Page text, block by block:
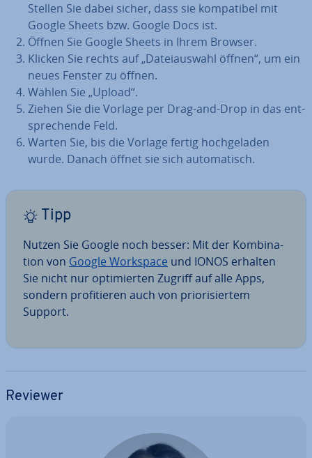
Stellen Sie dabei sicher, dass sie kom­pa­ti­bel mit
Google Sheets bzw. Google Docs ist.
Öffnen Sie Google Sheets in Ihrem Browser.
Klicken Sie rechts auf „Da­tei­aus­wahl öffnen“, um ein
neues Fenster zu öffnen.
Wählen Sie „Upload“.
Ziehen Sie die Vorlage per Drag-and-Drop in das ent­
spre­chen­de Feld.
Warten Sie, bis die Vorlage fertig hoch­ge­la­den
wurde. Danach öffnet sie sich au­to­ma­tisch.
Tipp
Nutzen Sie Google noch besser: Mit der Kom­bi­na­
ti­on von Google Workspace und IONOS erhalten
Sie nicht nur op­ti­mier­ten Zugriff auf alle Apps,
sondern pro­fi­tie­ren auch von prio­ri­sier­tem
Support.
Reviewer